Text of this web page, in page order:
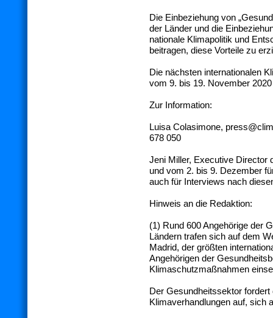
Die Einbeziehung von
der Länder und die
nationale Klimapolitik und
beitragen, diese Vorteile zu
Die nächsten internationalen
vom 9. bis 19. November
Zur Information:
Luisa Colasimone,
678 050
Jeni Miller, Executive Director
und vom 2. bis 9. Dezember
auch für Interviews nach
Hinweis an die Redaktion:
(1) Rund 600 Angehörige der
Ländern trafen sich auf dem
Madrid, der größten
Angehörigen der
Klimaschutzmaßnahmen
Der Gesundheitssektor fordert
Klimaverhandlungen auf, sich